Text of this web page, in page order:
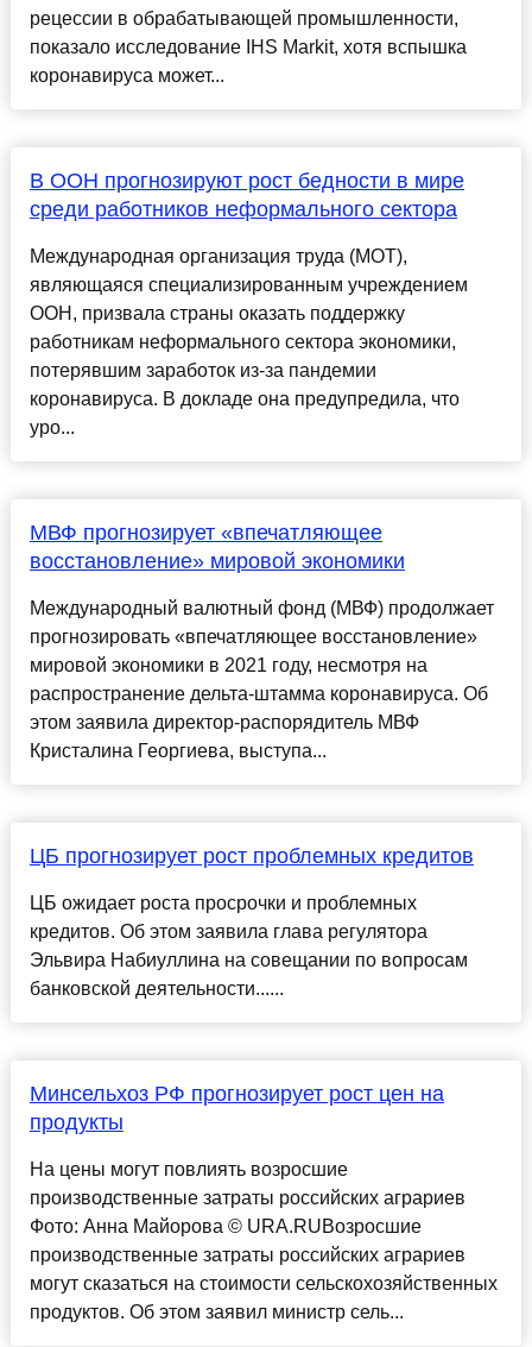
рецессии в обрабатывающей промышленности,
показало исследование IHS Markit, хотя вспышка
коронавируса может...
В ООН прогнозируют рост бедности в мире
среди работников неформального сектора
Международная организация труда (МОТ),
являющаяся специализированным учреждением
ООН, призвала страны оказать поддержку
работникам неформального сектора экономики,
потерявшим заработок из-за пандемии
коронавируса. В докладе она предупредила, что
уро...
​МВФ прогнозирует «впечатляющее
восстановление» мировой экономики
Международный валютный фонд (МВФ) продолжает
прогнозировать «впечатляющее восстановление»
мировой экономики в 2021 году, несмотря на
распространение дельта-штамма коронавируса. Об
этом заявила директор-распорядитель МВФ
Кристалина Георгиева, выступа...
ЦБ прогнозирует рост проблемных кредитов
ЦБ ожидает роста просрочки и проблемных
кредитов. Об этом заявила глава регулятора
Эльвира Набиуллина на совещании по вопросам
банковской деятельности......
Минсельхоз РФ прогнозирует рост цен на
продукты
На цены могут повлиять возросшие
производственные затраты российских аграриев
Фото: Анна Майорова © URA.RUВозросшие
производственные затраты российских аграриев
могут сказаться на стоимости сельскохозяйственных
продуктов. Об этом заявил министр сель...